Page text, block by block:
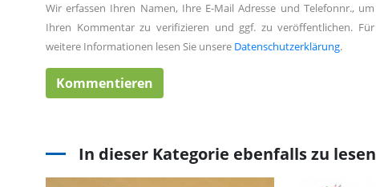
Wir erfassen Ihren Namen, Ihre E-Mail Adresse und Telefonnr., um
Ihren Kommentar zu verifizieren und ggf. zu veröffentlichen. Für
weitere Informationen lesen Sie unsere Datenschutzerklärung.
In dieser Kategorie ebenfalls zu lesen